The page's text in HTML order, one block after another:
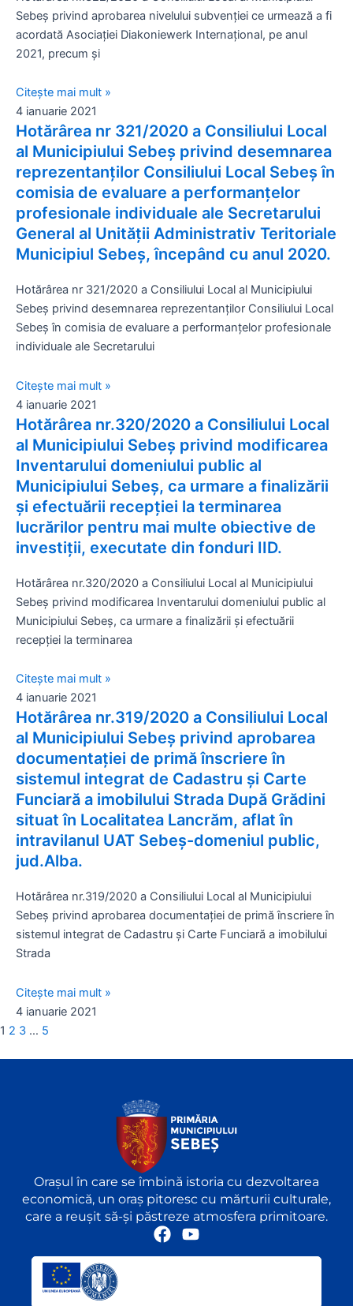
Sebeș privind aprobarea nivelului subvenției ce urmează a fi
acordată Asociației Diakoniewerk Internațional, pe anul
2021, precum și
Citește mai mult »
4 ianuarie 2021
Hotărârea nr 321/2020 a Consiliului Local
al Municipiului Sebeș privind desemnarea
reprezentanților Consiliului Local Sebeș în
comisia de evaluare a performanțelor
profesionale individuale ale Secretarului
General al Unității Administrativ Teritoriale
Municipiul Sebeș, începând cu anul 2020.
Hotărârea nr 321/2020 a Consiliului Local al Municipiului
Sebeș privind desemnarea reprezentanților Consiliului Local
Sebeș în comisia de evaluare a performanțelor profesionale
individuale ale Secretarului
Citește mai mult »
4 ianuarie 2021
Hotărârea nr.320/2020 a Consiliului Local
al Municipiului Sebeș privind modificarea
Inventarului domeniului public al
Municipiului Sebeș, ca urmare a finalizării
și efectuării recepției la terminarea
lucrărilor pentru mai multe obiective de
investiții, executate din fonduri IID.
Hotărârea nr.320/2020 a Consiliului Local al Municipiului
Sebeș privind modificarea Inventarului domeniului public al
Municipiului Sebeș, ca urmare a finalizării și efectuării
recepției la terminarea
Citește mai mult »
4 ianuarie 2021
Hotărârea nr.319/2020 a Consiliului Local
al Municipiului Sebeș privind aprobarea
documentației de primă înscriere în
sistemul integrat de Cadastru și Carte
Funciară a imobilului Strada După Grădini
situat în Localitatea Lancrăm, aflat în
intravilanul UAT Sebeș-domeniul public,
jud.Alba.
Hotărârea nr.319/2020 a Consiliului Local al Municipiului
Sebeș privind aprobarea documentației de primă înscriere în
sistemul integrat de Cadastru și Carte Funciară a imobilului
Strada
Citește mai mult »
4 ianuarie 2021
1 2 3 … 5
Orașul în care se îmbină istoria cu dezvoltarea
economică, un oraș pitoresc cu mărturii culturale,
care a reușit să-și păstreze atmosfera primitoare.
F
Y